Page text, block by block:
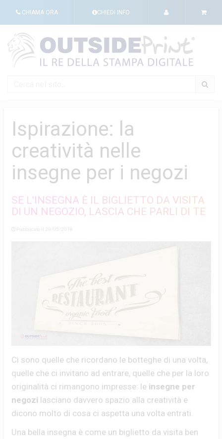
CHIAMA ORA CHIEDI INFO
Ispirazione: la
creatività nelle
insegne per i negozi
SE L'INSEGNA È IL BIGLIETTO DA VISITA
DI UN NEGOZIO, LASCIA CHE PARLI DI TE
Pubblicato il 29/05/2018
Ci sono quelle che ricordano le botteghe di una volta,
quelle che ci invitano ad entrare, quelle che per la loro
originalità ci rimangono impresse: le insegne per
negozi lasciano davvero spazio alla creatività e
dicono molto di cosa ci aspetta una volta entrati.
Una bella insegna è come un biglietto da visita ben